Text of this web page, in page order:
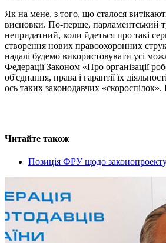
Як на мене, з того, що сталося
висновки. По-перше, парламентський
непридатний, коли йдеться про такі
створення нових правоохоронних
надалі будемо використовувати усі
Федерації Законом «Про організації
об'єднання, права і гарантії їх
ось таких законодавчих
Читайте також
Позиція ФРУ щодо